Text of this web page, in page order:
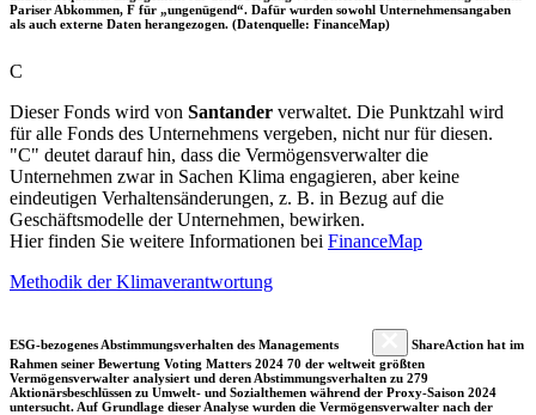
Pariser Abkommen, F für „ungenügend“. Dafür wurden sowohl Unternehmensangaben
als auch externe Daten herangezogen. (Datenquelle: FinanceMap)
C
Dieser Fonds wird von Santander verwaltet. Die Punktzahl wird
für alle Fonds des Unternehmens vergeben, nicht nur für diesen.
"C" deutet darauf hin, dass die Vermögensverwalter die
Unternehmen zwar in Sachen Klima engagieren, aber keine
eindeutigen Verhaltensänderungen, z. B. in Bezug auf die
Geschäftsmodelle der Unternehmen, bewirken.
Hier finden Sie weitere Informationen bei FinanceMap
Methodik der Klimaverantwortung
ESG-bezogenes Abstimmungsverhalten des Managements
ShareAction hat im
Rahmen seiner Bewertung Voting Matters 2024 70 der weltweit größten
Vermögensverwalter analysiert und deren Abstimmungsverhalten zu 279
Aktionärsbeschlüssen zu Umwelt- und Sozialthemen während der Proxy-Saison 2024
untersucht. Auf Grundlage dieser Analyse wurden die Vermögensverwalter nach der